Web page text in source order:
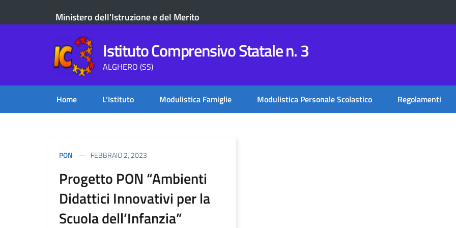
Ministero dell'Istruzione e del Merito
Istituto Comprensivo Statale n. 3
ALGHERO (SS)
Home L’Istituto Modulistica Famiglie Modulistica Personale Scolastico Regolamenti
PON FEBBRAIO 2, 2023
Progetto PON “Ambienti
Didattici Innovativi per la
Scuola dell’Infanzia”